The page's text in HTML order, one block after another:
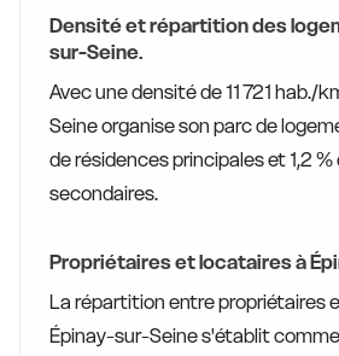
Densité et répartition des
sur-Seine.
Avec une densité de 11 721 hab./
Seine organise son parc de
de résidences principales et 1,2
secondaires.
Propriétaires et locataires à
La répartition entre propriétaires
Épinay-sur-Seine s'établit